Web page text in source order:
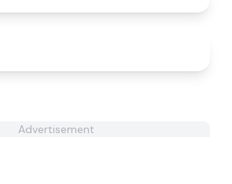
Advertisement